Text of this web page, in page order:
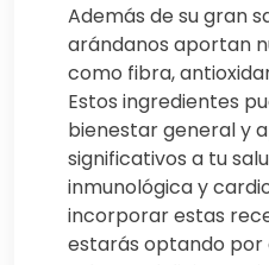
Además de su gran
arándanos aportan
como fibra,
Estos ingredientes
bienestar general y
significativos a tu
inmunológica y
incorporar estas
estarás optando por